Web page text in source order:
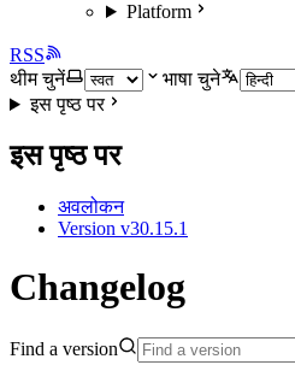
Platform
RSS
थीम चुनें
भाषा चुने
इस पृष्ठ पर
इस पृष्ठ पर
अवलोकन
Version v30.15.1
Changelog
Find a version